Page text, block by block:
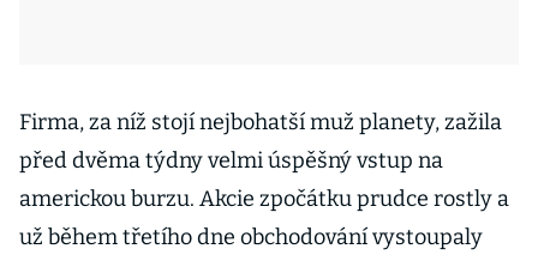
Firma, za níž stojí nejbohatší muž planety, zažila
před dvěma týdny velmi úspěšný vstup na
americkou burzu. Akcie zpočátku prudce rostly a
už během třetího dne obchodování vystoupaly